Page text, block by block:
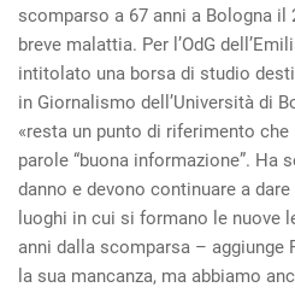
scomparso a 67 anni a Bologna il
breve malattia. Per l’OdG
intitolato una borsa di studio
in Giornalismo dell’Università di
«resta un punto di riferimento
parole “buona informazione”. Ha
danno e devono continuare a
luoghi in cui si formano le nuove
anni dalla scomparsa – aggiunge
la sua mancanza, ma abbiamo